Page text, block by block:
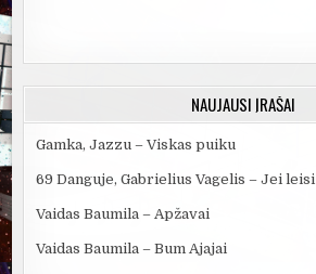
NAUJAUSI ĮRAŠAI
Gamka, Jazzu – Viskas puiku
69 Danguje, Gabrielius Vagelis – Jei leisi
Vaidas Baumila – Apžavai
Vaidas Baumila – Bum Ajajai